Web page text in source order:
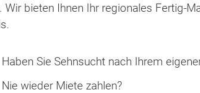
Wir bieten Ihnen Ihr regionales Fertig-
Haben Sie Sehnsucht nach Ihrem
Nie wieder Miete zahlen?